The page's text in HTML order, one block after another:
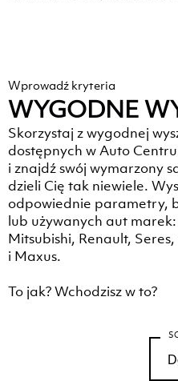
Wprowadź kryteria
WYGODNE
Skorzystaj z wygodnej
dostępnych w Auto
i znajdź swój wymarzony
dzieli Cię tak niewiele.
odpowiednie parametry,
lub używanych aut
Mitsubishi, Renault,
i Maxus.
To jak? Wchodzisz w to?